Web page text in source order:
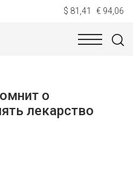
$ 81,41 € 94,06
о
лекарство